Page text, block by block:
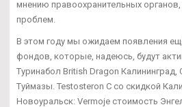
мнению правоохранительных
проблем.
В этом году мы ожидаем появления
фондов, которые, надеюсь, будут
Туринабол British Dragon Калининград,
Туймазы. Testosteron C со скидкой
Новоуральск: Vermoje стоимость